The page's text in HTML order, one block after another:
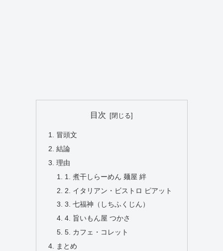
目次
冒頭文
結論
理由
1. 煮干しらーめん 麺屋 絆
2. イタリアン・ビストロ ピアット
3. 七福神（しちふくじん）
4. 旨いもん屋 つかさ
5. カフェ・コレット
まとめ